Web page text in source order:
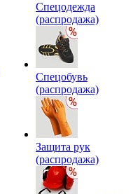
Спецодежда
(распродажа)
Спецобувь
(распродажа)
Защита рук
(распродажа)